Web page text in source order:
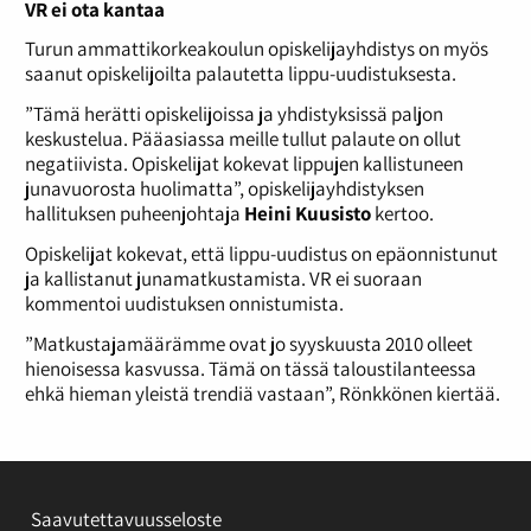
VR ei ota kantaa
Turun ammattikorkeakoulun opiskelijayhdistys on myös
saanut opiskelijoilta palautetta lippu-uudistuksesta.
”Tämä herätti opiskelijoissa ja yhdistyksissä paljon
keskustelua. Pääasiassa meille tullut palaute on ollut
negatiivista. Opiskelijat kokevat lippujen kallistuneen
junavuorosta huolimatta”, opiskelijayhdistyksen
hallituksen puheenjohtaja Heini Kuusistokertoo.
Opiskelijat kokevat, että lippu-uudistus on epäonnistunut
ja kallistanut junamatkustamista. VR ei suoraan
kommentoi uudistuksen onnistumista.
”Matkustajamäärämme ovat jo syyskuusta 2010 olleet
hienoisessa kasvussa. Tämä on tässä taloustilanteessa
ehkä hieman yleistä trendiä vastaan”, Rönkkönen kiertää.
Saavutettavuusseloste